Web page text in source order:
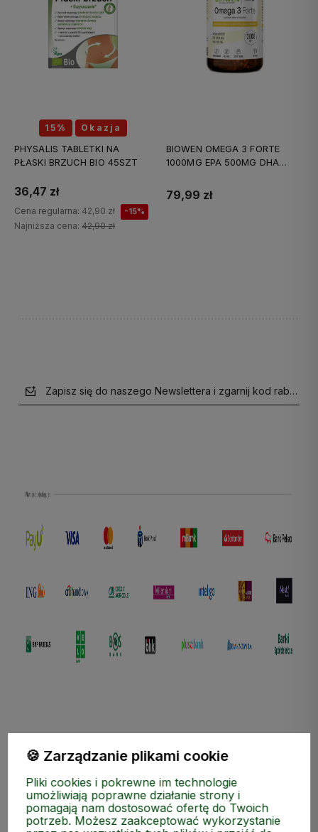
15% Okazja
PHYSALIS TABLETKI NA
PŁASKI BRZUCH BIO 45SZT
36,47 zł
Cena regularna: 42,90 zł -15%
Najniższa cena: 42,90 zł
BIOWEN OMEGA 3 FORTE
1000MG EPA 500MG DHA
79,99 zł
Zapisz się do naszego Newslettera i zgarnij kod
ZAKUPY
MEDIA SPOŁECZNOŚCIOWE
🍪 Zarządzanie plikami cookie
Pliki cookies i pokrewne im technologie
umożliwiają poprawne działanie strony i
pomagają nam dostosować ofertę do Twoich
potrzeb. Możesz zaakceptować wykorzystanie